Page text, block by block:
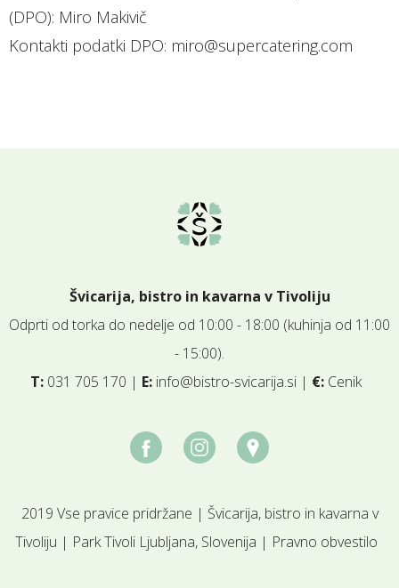
(DPO): Miro Makivič
Kontakti podatki DPO: miro@supercatering.com
Švicarija, bistro in kavarna v Tivoliju
Odprti od torka do nedelje od 10:00 - 18:00 (kuhinja od 11:00
- 15:00).
T: 031 705 170 | E: info@bistro-svicarija.si | €: Cenik
2019 Vse pravice pridržane | Švicarija, bistro in kavarna v
Tivoliju | Park Tivoli Ljubljana, Slovenija | Pravno obvestilo